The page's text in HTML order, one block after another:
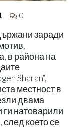
0
заради
в района на
Sharan“,
местност в
двама
ги натоварили
което се